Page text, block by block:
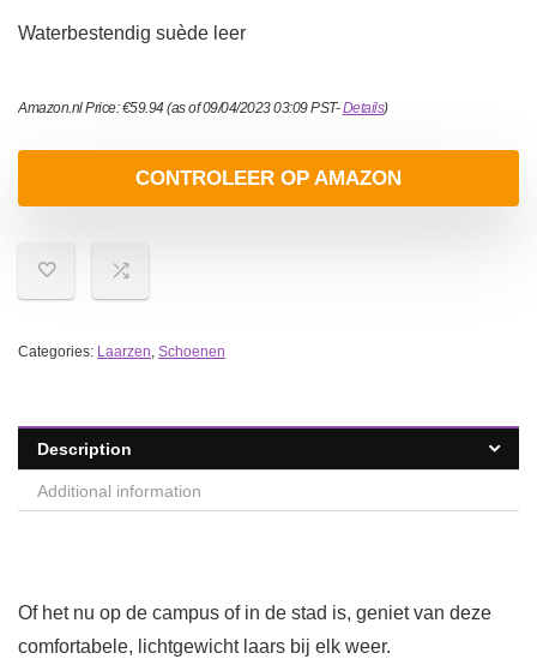
Waterbestendig suède leer
Amazon.nl Price:€59.94(as of 09/04/2023 03:09 PST-Details)
CONTROLEER OP AMAZON
Categories: Laarzen, Schoenen
Description
Additional information
Of het nu op de campus of in de stad is, geniet van deze
comfortabele, lichtgewicht laars bij elk weer.